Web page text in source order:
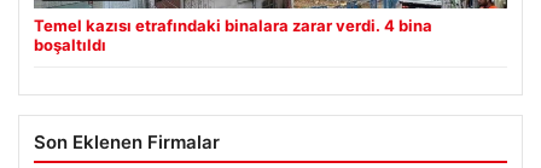
Temel kazısı etrafındaki binalara zarar verdi. 4 bina
boşaltıldı
Son Eklenen Firmalar